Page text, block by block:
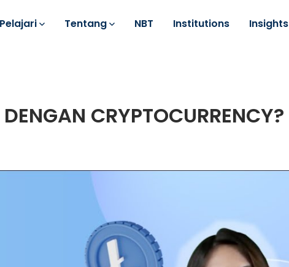
Pelajari Tentang NBT Institutions Insights
CRYPTOCURRENCY?